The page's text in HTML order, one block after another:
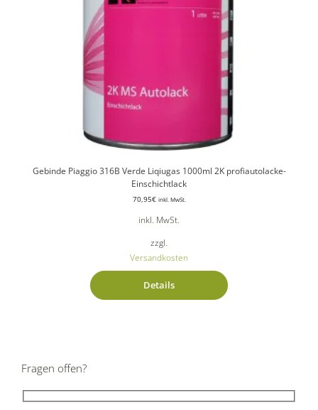
Gebinde Piaggio 316B Verde Liqiugas 1000ml 2K profiautolacke-
Einschichtlack
70,95€ inkl. MwSt.
inkl. MwSt.
zzgl.
Versandkosten
Details
Fragen offen?